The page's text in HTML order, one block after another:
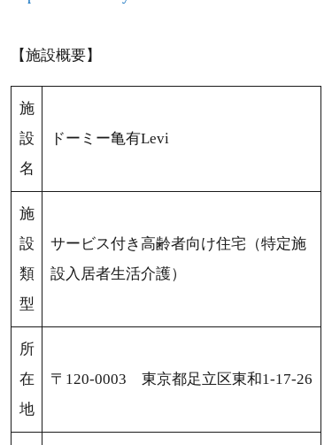
【施設概要】
施
設
名
ドーミー亀有Levi
施
設
類
型
サービス付き高齢者向け住宅（特定施
設入居者生活介護）
所
在
地
〒120-0003 東京都足立区東和1-17-26